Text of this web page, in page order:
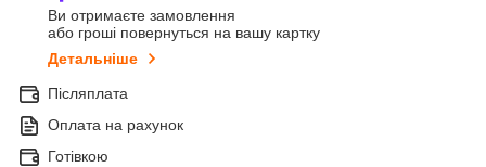
Ви отримаєте замовлення
або гроші повернуться на вашу картку
Детальніше
Післяплата
Оплата на рахунок
Готівкою